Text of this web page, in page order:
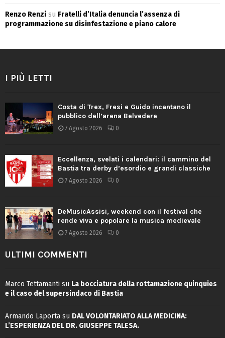
Renzo Renzi su Fratelli d’Italia denuncia l’assenza di
programmazione su disinfestazione e piano calore
I PIÙ LETTI
Costa di Trex, Fresi e Guido incantano il
pubblico dell’arena Belvedere
7 Agosto 2026 0
Eccellenza, svelati i calendari: il cammino del
Bastia tra derby d’esordio e grandi classiche
7 Agosto 2026 0
DeMusicAssisi, weekend con il festival che
rende viva e popolare la musica medievale
7 Agosto 2026 0
ULTIMI COMMENTI
Marco Tettamanti su La bocciatura della rottamazione quinquies
e il caso del supersindaco di Bastia
Armando Laporta su DAL VOLONTARIATO ALLA MEDICINA:
L’ESPERIENZA DEL DR. GIUSEPPE TALESA.